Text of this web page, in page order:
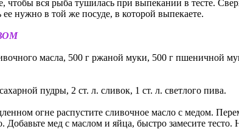
чтобы вся рыба тушилась при выпекании в тесте.
нужно в той же посуде, в которой выпекаете.
масла, 500 г ржаной муки, 500 г пшеничной
пудры, 2 ст. л. сливок, 1 ст. л. светлого пива.
огне распустите сливочное масло с медом.
Добавьте мед с маслом и яйца, быстро замесите тесто.